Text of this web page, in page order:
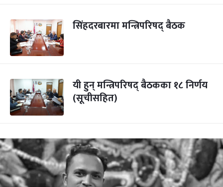
सिंहदरबारमा मन्त्रिपरिषद् बैठक
यी हुन् मन्त्रिपरिषद् बैठकका १८ निर्णय
(सूचीसहित)